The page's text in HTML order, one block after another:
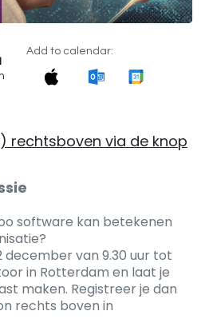
Add to calendar:
rechtsboven via de knop
software kan betekenen
december van 9.30 uur tot
in Rotterdam en laat je
maken. Registreer je dan
rechts boven in